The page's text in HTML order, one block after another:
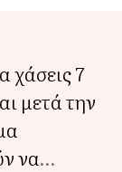
χάσεις 7
μετά την
να